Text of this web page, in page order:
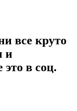
все круто
и
в соц.